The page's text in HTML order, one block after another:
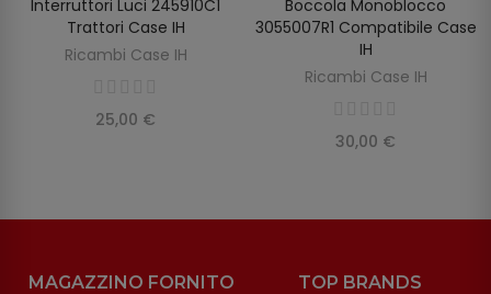
AGGIUNGI AL CARRELLO
Interruttori Luci 245910C1
Trattori Case IH
Ricambi Case IH
25,00 €
AGGIUNGI AL CARRELLO
Boccola Monoblocco
3055007R1 Compatibile Case
IH
Ricambi Case IH
30,00 €
MAGAZZINO FORNITO TOP BRANDS